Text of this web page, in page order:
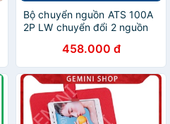
Bộ chuyển nguồn ATS 100A
2P LW chuyển đổi 2 nguồn
458.000 đ